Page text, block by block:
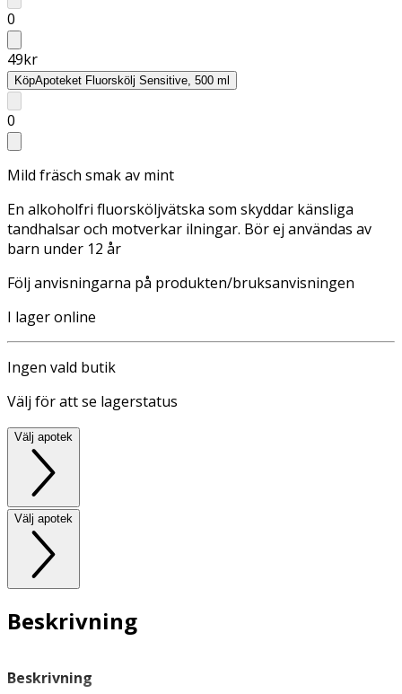
0
49kr
KöpApoteket Fluorskölj Sensitive, 500 ml
0
Mild fräsch smak av mint
En alkoholfri fluorsköljvätska som skyddar känsliga
tandhalsar och motverkar ilningar. Bör ej användas av
barn under 12 år
Följ anvisningarna på produkten/bruksanvisningen
I lager online
Ingen vald butik
Välj för att se lagerstatus
Välj apotek
Välj apotek
Beskrivning
Beskrivning